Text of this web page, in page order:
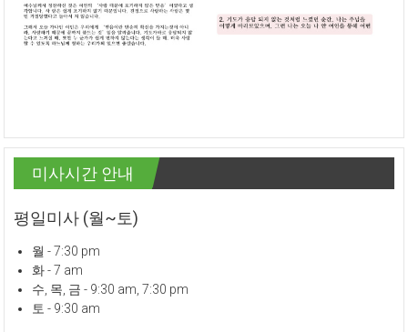
미사시간 안내
평일미사 (월~토)
월 - 7:30 pm
화 - 7 am
수, 목, 금 - 9:30 am, 7:30 pm
토 - 9:30 am